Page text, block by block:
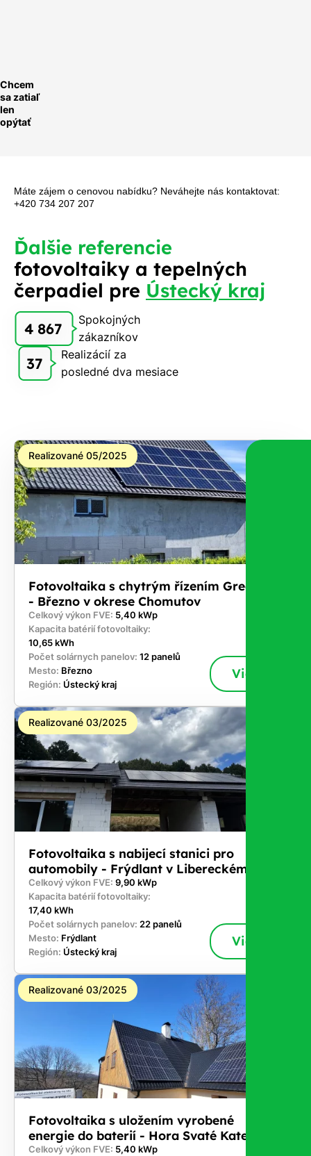
Chcem
sa zatiaľ
len
opýtať
Máte zájem o cenovou nabídku? Neváhejte nás kontaktovat:
+420 734 207 207
Ďalšie referencie
fotovoltaiky a tepelných
čerpadiel pre Ústecký kraj
4 867
Spokojných
zákazníkov
37
Realizácií za
posledné dva mesiace
Realizované 05/2025
Fotovoltaika s chytrým řízením GreenBox
- Březno v okrese Chomutov
Celkový výkon FVE: 5,40 kWp
Kapacita batérií fotovoltaiky:
10,65 kWh
Počet solárnych panelov: 12 panelů
Mesto: Březno
Región: Ústecký kraj
Viac
Realizované 03/2025
Fotovoltaika s nabijecí stanici pro
automobily - Frýdlant v Libereckém kraji
Celkový výkon FVE: 9,90 kWp
Kapacita batérií fotovoltaiky:
17,40 kWh
Počet solárnych panelov: 22 panelů
Mesto: Frýdlant
Región: Ústecký kraj
Viac
Realizované 03/2025
Fotovoltaika s uložením vyrobené
energie do baterií - Hora Svaté Kateřiny
Celkový výkon FVE: 5,40 kWp